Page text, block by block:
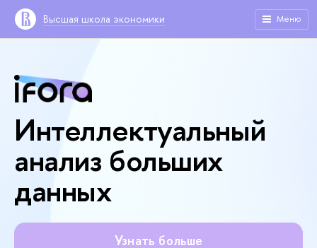
Высшая школа экономики Меню
Интеллектуальный
анализ больших
данных
Узнать больше